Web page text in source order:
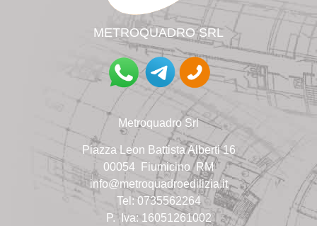
METROQUADRO SRL
Metroquadro Srl
Piazza Leon Battista Alberti16
00054 Fiumicino RM
info@metroquadroedilizia.it
Tel: 0735562264
P. Iva: 16051261002